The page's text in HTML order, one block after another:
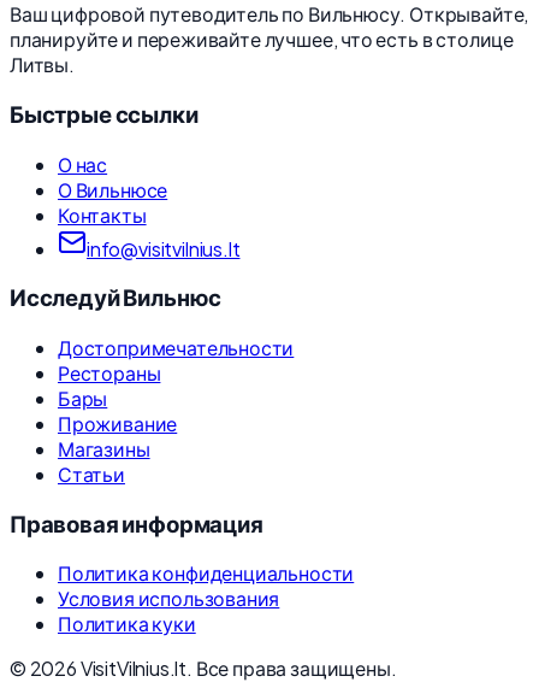
Ваш цифровой путеводитель по Вильнюсу. Открывайте,
планируйте и переживайте лучшее, что есть в столице
Литвы.
Быстрые ссылки
О нас
О Вильнюсе
Контакты
info@visitvilnius.lt
Исследуй Вильнюс
Достопримечательности
Рестораны
Бары
Проживание
Магазины
Статьи
Правовая информация
Политика конфиденциальности
Условия использования
Политика куки
© 2026VisitVilnius.lt. Все права защищены.